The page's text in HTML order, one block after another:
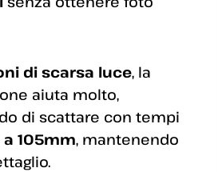
di scarsa luce, la
aiuta molto,
di scattare con tempi
a 105mm, mantenendo